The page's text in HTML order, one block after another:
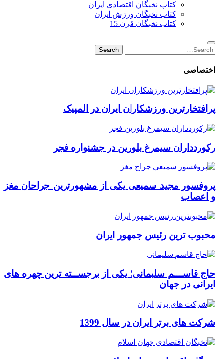
کتاب نخبگان اقتصادی ایران
کتاب نخبگان ورزش ایران
کتاب نخبگان قرن 15
Search
for:
Search
اختصاصی
پرافتخارترین ورزشکاران ایران در المپیک
رکوردداران سیمرغ بلورین در جشنواره فجر
پروفسور مجید سمیعی یکی از مشهورترین جراحان مغز
و اعصاب
محبوب ترین رئیس جمهور ایران
حاج قاســـم سلیمانی؛ یکی از برجســته ترین چهره های
ایرانی در جهان
شرکت های برتر ایران در سال 1399